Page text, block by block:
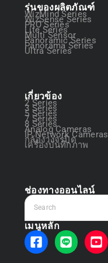
รุ่นของผลิตภัณฑ์
WizMind Series
WizSense Series
PRO Series
Lite Series
Multi Sensor
Panoramic Series
Panorama Series
Ultra Series
เกี่ยวข้อง
2 Series
3 Series
5 Series
7 Series
8 Series
Analog Cameras
IP Network Cameras
กล้องวงจรปิด
เครื่องบันทึกภาพ
ช่องทางออนไลน์
เมนูหลัก